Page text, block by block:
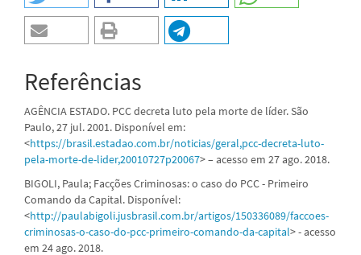
Referências
AGÊNCIA ESTADO. PCC decreta luto pela morte de líder. São
Paulo, 27 jul. 2001. Disponível em:
<https://brasil.estadao.com.br/noticias/geral,pcc-decreta-luto-
pela-morte-de-lider,20010727p20067> – acesso em 27 ago. 2018.
BIGOLI, Paula; Facções Criminosas: o caso do PCC - Primeiro
Comando da Capital. Disponível:
<http://paulabigoli.jusbrasil.com.br/artigos/150336089/faccoes-
criminosas-o-caso-do-pcc-primeiro-comando-da-capital> - acesso
em 24 ago. 2018.